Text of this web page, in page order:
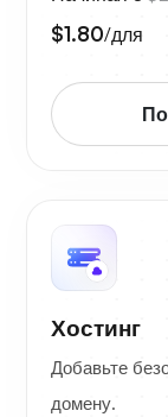
$1.80/для
Хостинг
Добавьте
домену.